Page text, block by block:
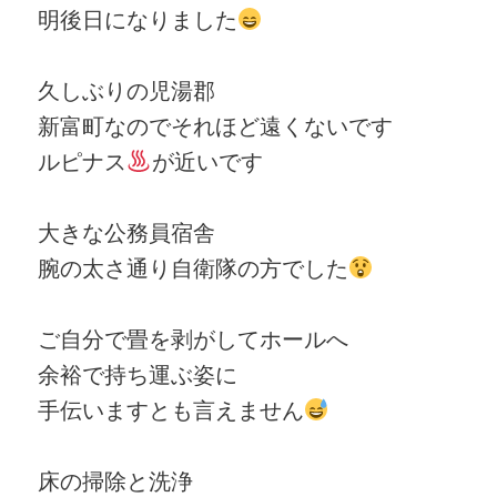
明後日になりました
久しぶりの児湯郡
新富町なのでそれほど遠くないです
ルピナス
が近いです
大きな公務員宿舎
腕の太さ通り自衛隊の方でした
ご自分で畳を剥がしてホールへ
余裕で持ち運ぶ姿に
手伝いますとも言えません
床の掃除と洗浄